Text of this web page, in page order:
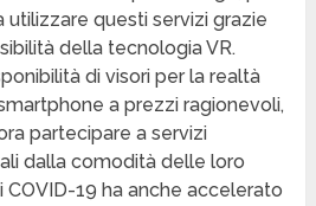
utilizzare questi servizi grazie
della tecnologia VR.
di visori per la realtà
a prezzi ragionevoli,
partecipare a servizi
dalla comodità delle loro
COVID-19 ha anche accelerato